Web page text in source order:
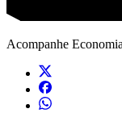
Acompanhe Economia